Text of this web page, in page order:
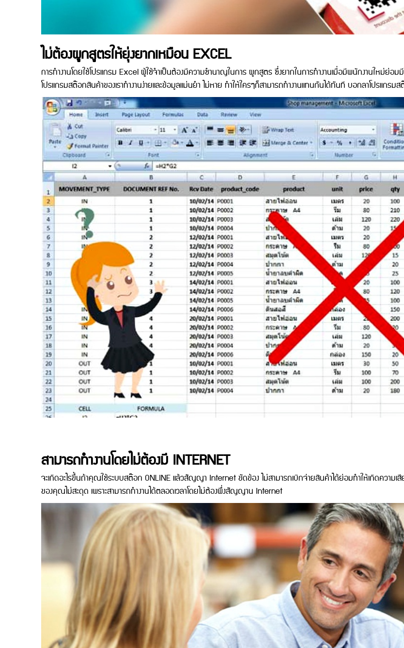
ไม่ต้องผูกสูตรให้ยุ่งยากเหมือน EXCEL
การทำงานโดยใช้โปรแกรม Excel ผู้ใช้จำเป็นต้องมีความชำนาญในการ ผูกสูตร ซึ่งยากในการทำงานเมื่อมีพนักงานใหม่
โปรแกรมสต๊อกสินค้าของเราทำงานง่ายและข้อมูลแม่นยำ ไม่หาย ทำให้ใครๆก็สามารถทำงานแทนกันได้ทันที บอกลาโปรแกรม
สามารถทำงานโดยไม่ต้องมี INTERNET
จะเกิดอะไรขึ้นถ้าคุณใช้ระบบสต๊อก ONLINE แล้วสัญญา Internet ขัดข้อง ไม่สามารถเบิกจ่ายสินค้าได้ย่อมทำให้เกิดควา
ของคุณไม่สะดุด เพราะสามารถทำงานได้ตลอดเวลาโดยไม่ต้องพึ่งสัญญาน Internet